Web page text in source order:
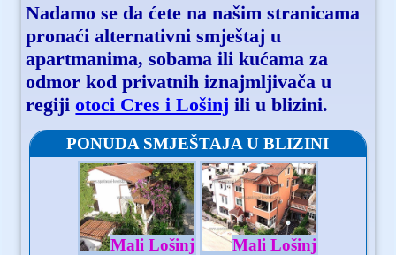
Nadamo se da ćete na našim stranicama
pronaći alternativni smještaj u
apartmanima, sobama ili kućama za
odmor kod privatnih iznajmljivača u
regijiotoci Cres i Lošinj ili u blizini.
PONUDA SMJEŠTAJA U BLIZINI
Mali Lošinj Mali Lošinj